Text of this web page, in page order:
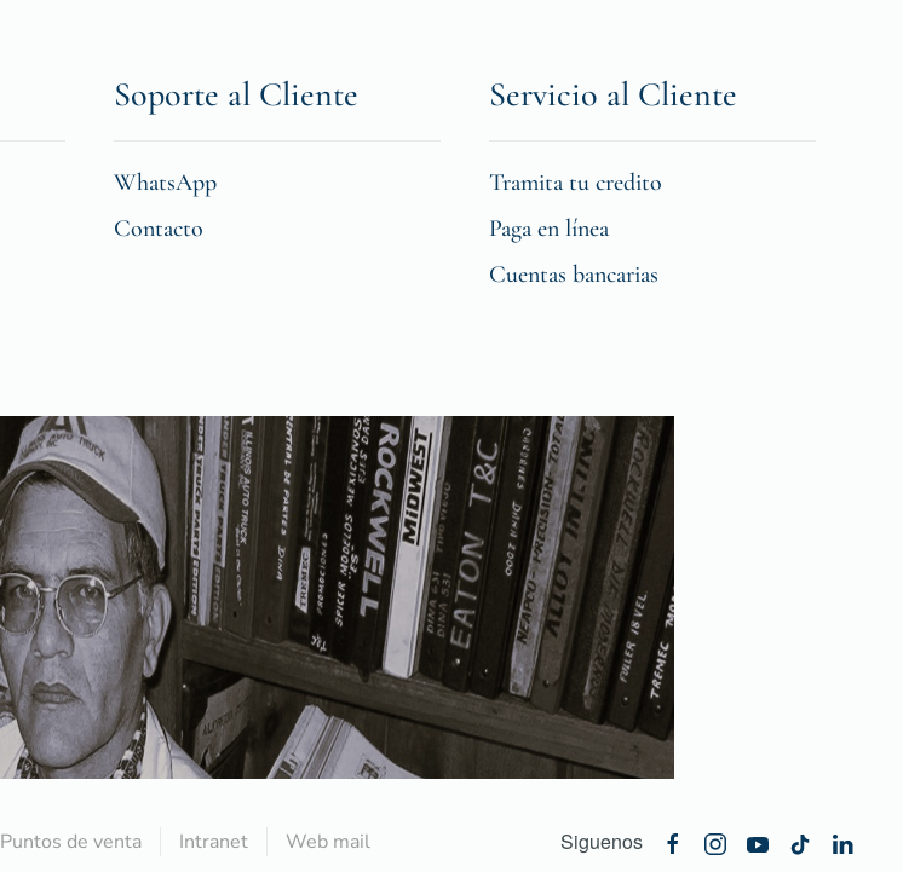
Soporte al Cliente
WhatsApp
Contacto
Servicio al Cliente
Tramita tu credito
Paga en línea
Cuentas bancarias
Puntos de venta Intranet Web mail Siguenos